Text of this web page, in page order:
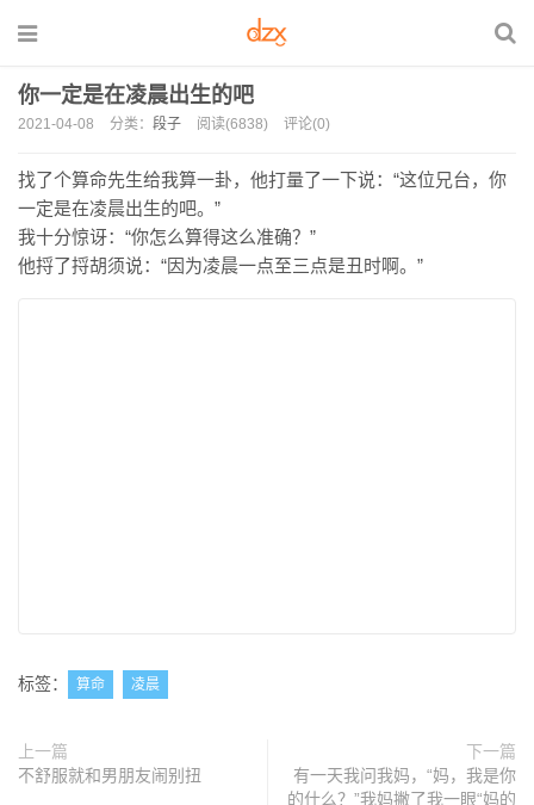
你一定是在凌晨出生的吧
2021-04-08 分类： 段子 阅读(6838) 评论(0)
找了个算命先生给我算一卦，他打量了一下说：“这位兄台，你
一定是在凌晨出生的吧。”
我十分惊讶：“你怎么算得这么准确？”
他捋了捋胡须说：“因为凌晨一点至三点是丑时啊。”
标签： 算命 凌晨
上一篇
不舒服就和男朋友闹别扭
下一篇
有一天我问我妈，“妈，我是你
的什么？”我妈撇了我一眼“妈的